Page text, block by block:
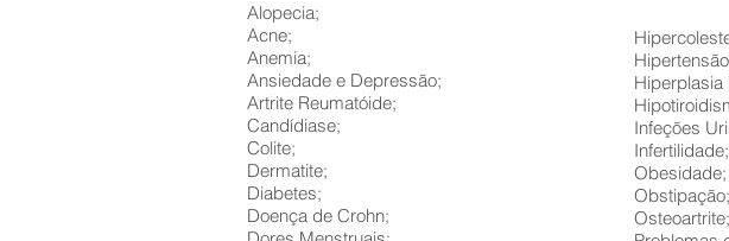
Alopecia;
Acne;
Anemia;
Ansiedade e Depressão;
Artrite Reumatóide;
Candídiase;
Colite;
Dermatite;
Diabetes;
Doença de Crohn;
Hiperplasia
Infeções
Infertilidade;
Obesidade;
Obstipação;
Osteoartrite;